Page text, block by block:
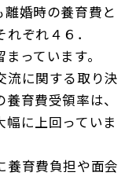
離婚時の養育費と
ぞれ４６．
っています。
に関する取り決
育費受領率は、
に上回っていま
育費負担や面会